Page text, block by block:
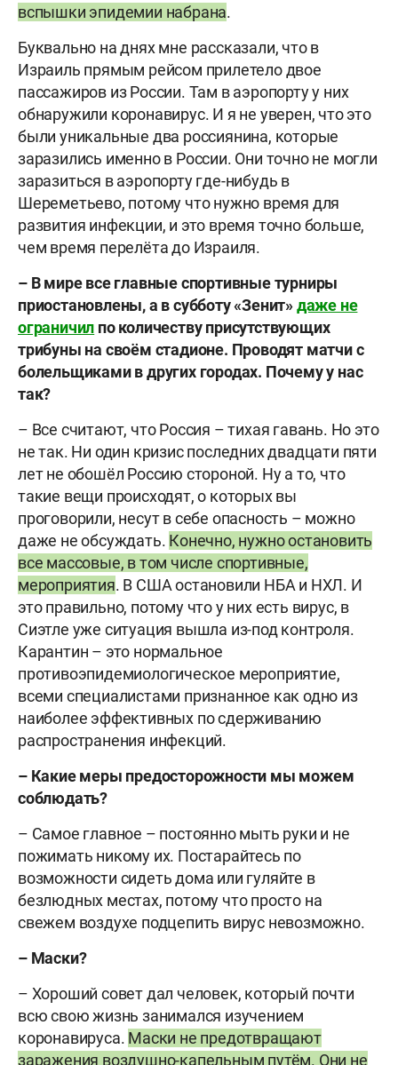
вспышки эпидемии набрана.
Буквально на днях мне рассказали, что в
Израиль прямым рейсом прилетело двое
пассажиров из России. Там в аэропорту у них
обнаружили коронавирус. И я не уверен, что это
были уникальные два россиянина, которые
заразились именно в России. Они точно не могли
заразиться в аэропорту где-нибудь в
Шереметьево, потому что нужно время для
развития инфекции, и это время точно больше,
чем время перелёта до Израиля.
– В мире все главные спортивные турниры
приостановлены, а в субботу «Зенит»даже не
ограничил по количеству присутствующих
трибуны на своём стадионе. Проводят матчи с
болельщиками в других городах. Почему у нас
так?
– Все считают, что Россия – тихая гавань. Но это
не так. Ни один кризис последних двадцати пяти
лет не обошёл Россию стороной. Ну а то, что
такие вещи происходят, о которых вы
проговорили, несут в себе опасность – можно
даже не обсуждать. Конечно, нужно остановить
все массовые, в том числе спортивные,
мероприятия. В США остановили НБА и НХЛ. И
это правильно, потому что у них есть вирус, в
Сиэтле уже ситуация вышла из-под контроля.
Карантин – это нормальное
противоэпидемиологическое мероприятие,
всеми специалистами признанное как одно из
наиболее эффективных по сдерживанию
распространения инфекций.
– Какие меры предосторожности мы можем
соблюдать?
– Самое главное – постоянно мыть руки и не
пожимать никому их. Постарайтесь по
возможности сидеть дома или гуляйте в
безлюдных местах, потому что просто на
свежем воздухе подцепить вирус невозможно.
– Маски?
– Хороший совет дал человек, который почти
всю свою жизнь занимался изучением
коронавируса. Маски не предотвращают
заражения воздушно-капельным путём. Они не